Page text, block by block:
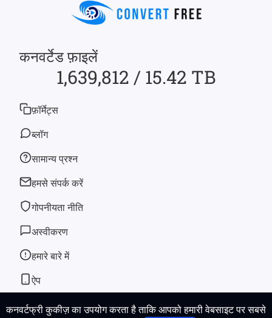
कनवर्टफ्री कुकीज़ का उपयोग करता है ताकि आपको हमारी वेबसाइट पर सबसे
कनवर्टेड फ़ाइलें
1,639,812 / 15.42 TB
फ़ॉर्मेट्स
ब्लॉग
सामान्य प्रश्न
हमसे संपर्क करें
गोपनीयता नीति
अस्वीकरण
हमारे बारे में
ऐप